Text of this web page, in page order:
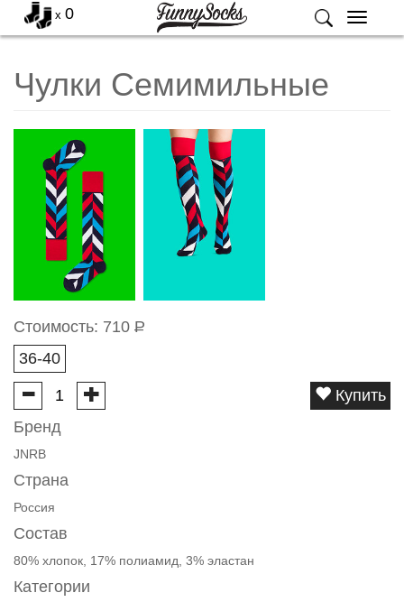
Меню
x 0
Чулки Семимильные
Стоимость: 710 Р
36-40
Купить
Бренд
JNRB
Страна
Россия
Состав
80% хлопок, 17% полиамид, 3% эластан
Категории